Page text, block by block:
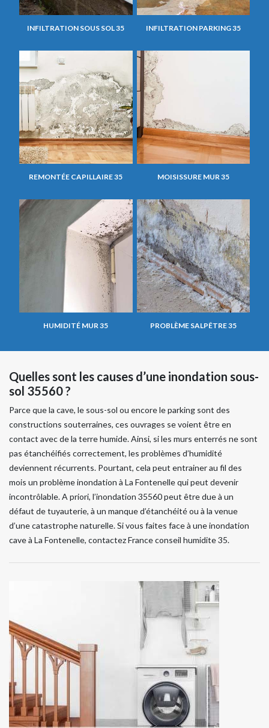
INFILTRATION SOUS SOL 35 INFILTRATION PARKING 35
REMONTÉE CAPILLAIRE 35 MOISISSURE MUR 35
HUMIDITÉ MUR 35 PROBLÈME SALPÊTRE 35
Quelles sont les causes d’une inondation sous-
sol 35560 ?
Parce que la cave, le sous-sol ou encore le parking sont des
constructions souterraines, ces ouvrages se voient être en
contact avec de la terre humide. Ainsi, si les murs enterrés ne sont
pas étanchéifiés correctement, les problèmes d’humidité
deviennent récurrents. Pourtant, cela peut entrainer au fil des
mois un problème inondation à La Fontenelle qui peut devenir
incontrôlable. A priori, l’inondation 35560 peut être due à un
défaut de tuyauterie, à un manque d’étanchéité ou à la venue
d’une catastrophe naturelle. Si vous faites face à une inondation
cave à La Fontenelle, contactez France conseil humidite 35.